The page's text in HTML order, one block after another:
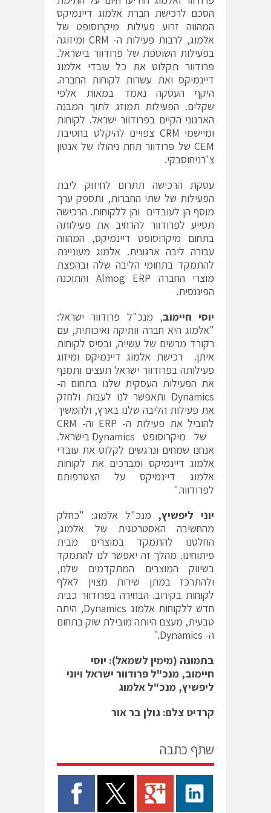
הסכם לרכישת חברת אלמוג דיינמיקס
המהווה זרוע פעילות מיקרוסופט של
אלמוג, לרבות פעילות ה- CRM ומיזוגה
בפעילות השוטפת של פרודוור בישראל.
פרודוור תקלוט את כל עובדי אלמוג
דיינמיקס ואת עשרות לקוחות החברה.
היקף העסקה נאמד במאות אלפי
שקלים. הפעילות תמוזג לתוך המבנה
הארגוני הקיים בפרודוור ישראל. לקוחות
ומיישמי CRM צפויים להיקלט בחטיבת
CEM של פרודוור תחת ניהולו של אנטון
צ'רניחוסבקי.
עסקת הרכישה תתרום לחיזוק ליבת
הפעילות של שתי החברות, ותספק ערך
מוסף הן לעובדים והן ללקוחות. הרכישה
תסייע לפרודוור להרחיב את פעילותה
בתחום מיקרוסופט דיינמיקס, המהווה
עבורה ליבה ארגונית. אלמוג מעוניינת
להתמקד בתחומי הליבה שלה ובהפצת
מוצרי החברה Almog ERP והתוכנה
הפיננסית.
יוסי חיימוב, מנכ"ל פרודוור ישראל:
"אלמוג היא חברה וותיקה ואיכותית, עם
רקורד מרשים של עשייה, ובסיס לקוחות
איתן. רכישת אלמוג דיינמיקס ומיזוג
פעילותה בפרודוור ישראל תעצים ותמנף
את הפעילות העסקית שלנו בתחום ה-
Dynamics ותאפשר לנו לעבות ולחזק
את פעילות הליבה שלנו בארץ, ולהמשיך
להוביל את פעילות ה- ERP וה- CRM
של מיקרוסופט Dynamics בישראל.
אנחנו שמחים ונרגשים לקלוט את עובדי
אלמוג דיינמיקס ומברכים את לקוחות
אלמוג דיינמיקס על הצטרפותם
לפרודוור."
יוני ליפשיץ, מנכ"ל אלמוג: "כחלק
מהחשיבה האסטרטגית של אלמוג,
החלטנו להתמקד במוצרים מבית
פיתוחינו. מהלך זה יאפשר לנו להתמקד
בשיווק המוצרים המתקדמים שלנו,
ולהתרכז במתן שירות מצוין לאלף
לקוחות בקירוב. הבחירה בפרודוור כבית
חדש ללקוחות אלמוג Dynamics, היתה
טבעית, מעצם היותה מובילת שוק בתחום
ה- Dynamics."
בתמונה (מימין לשמאל): יוסי
חיימוב, מנכ"ל פרודוור ישראל ויוני
ליפשיץ, מנכ"ל אלמוג
קרדיט צלם: גולן בר אור
שתף כתבה